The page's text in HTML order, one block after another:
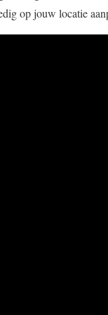
op jouw locatie